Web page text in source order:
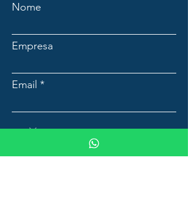
Nome
Empresa
Email